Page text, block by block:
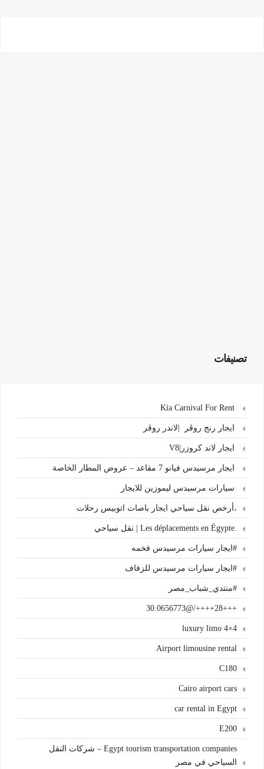
تصنيفات
ايجار رنج روڤر |لاندر روڤر
ايجار لاند كروزر|V8
ايجار مرسيدس فيانو 7 مقاعد – عروض المطار الخاصة
سيارات مرسيدس ليموزين للايجار
،أرخص نقل سياحي ايجار باصات اتوبيس رحلات
.Les déplacements en Égypte | نقل سياحي
#ايجار سيارات مرسيدس فخمه
#ايجار سيارات مرسيدس للزفاف
#منتدي_شباب_مصر
+++28++++/@30.0656773
4×4 luxury limo
Airport limousine rental
C180
Cairo airport cars
car rental in Egypt
E200
Egypt tourism transportation companies – شركات النقل
السياحي في مصر